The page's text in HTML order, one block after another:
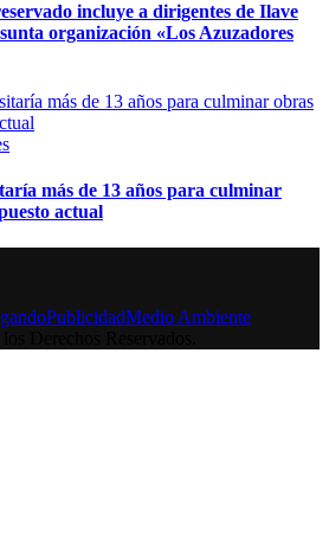
incluye a dirigentes de Ilave
organización «Los Azuzadores
más de 13 años para culminar
actual
PublicidadMedio Ambiente